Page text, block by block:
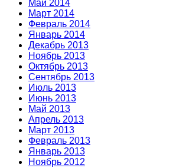
Май 2014
Март 2014
Февраль 2014
Январь 2014
Декабрь 2013
Ноябрь 2013
Октябрь 2013
Сентябрь 2013
Июль 2013
Июнь 2013
Май 2013
Апрель 2013
Март 2013
Февраль 2013
Январь 2013
Ноябрь 2012